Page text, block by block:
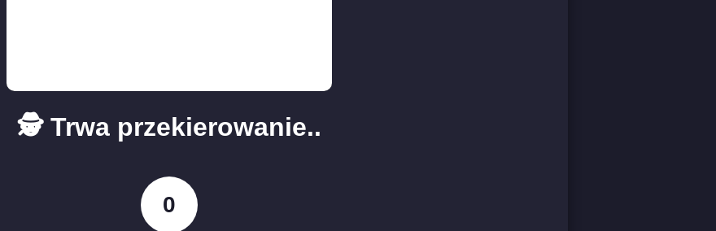
🕵️ Trwa przekierowanie..
0